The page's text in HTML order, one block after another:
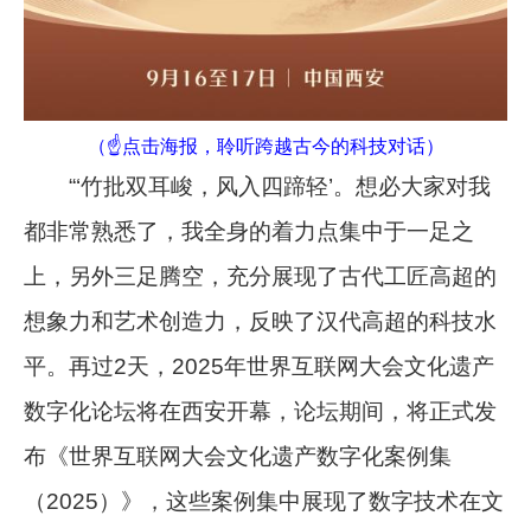
（☝点击海报，聆听跨越古今的科技对话）
“‘竹批双耳峻，风入四蹄轻’。想必大家对我
都非常熟悉了，我全身的着力点集中于一足之
上，另外三足腾空，充分展现了古代工匠高超的
想象力和艺术创造力，反映了汉代高超的科技水
平。再过2天，2025年世界互联网大会文化遗产
数字化论坛将在西安开幕，论坛期间，将正式发
布《世界互联网大会文化遗产数字化案例集
（2025）》，这些案例集中展现了数字技术在文